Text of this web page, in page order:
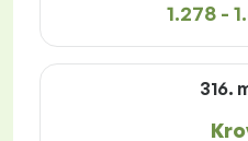
1.278 -
316.